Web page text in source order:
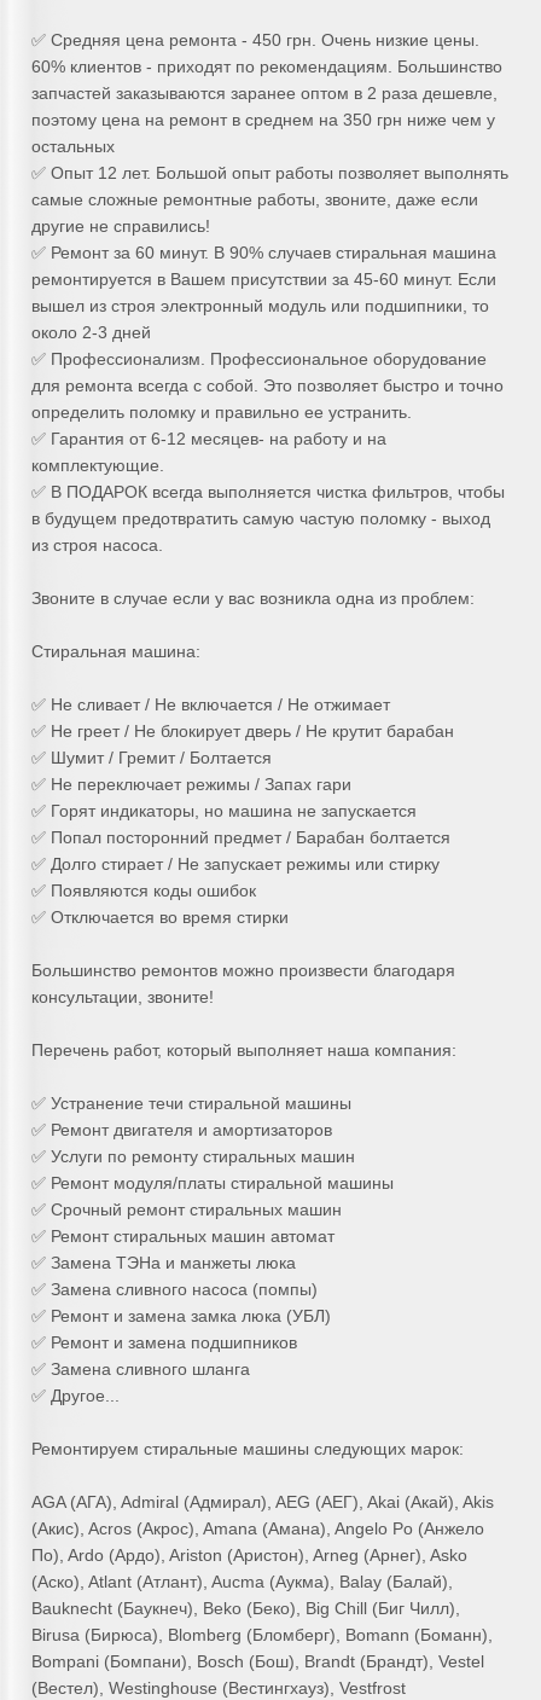
✅ Средняя цена ремонта - 450 грн. Очень низкие цены.
60% клиентов - приходят по рекомендациям. Большинство
запчастей заказываются заранее оптом в 2 раза дешевле,
поэтому цена на ремонт в среднем на 350 грн ниже чем у
остальных
✅ Опыт 12 лет. Большой опыт работы позволяет выполнять
самые сложные ремонтные работы, звоните, даже если
другие не справились!
✅ Ремонт за 60 минут. В 90% случаев стиральная машина
ремонтируется в Вашем присутствии за 45-60 минут. Если
вышел из строя электронный модуль или подшипники, то
около 2-3 дней
✅ Профессионализм. Профессиональное оборудование
для ремонта всегда с собой. Это позволяет быстро и точно
определить поломку и правильно ее устранить.
✅ Гарантия от 6-12 месяцев- на работу и на
комплектующие.
✅ В ПОДАРОК всегда выполняется чистка фильтров, чтобы
в будущем предотвратить самую частую поломку - выход
из строя насоса.
Звоните в случае если у вас возникла одна из проблем:
Стиральная машина:
✅ Не сливает / Не включается / Не отжимает
✅ Не греет / Не блокирует дверь / Не крутит барабан
✅ Шумит / Гремит / Болтается
✅ Не переключает режимы / Запах гари
✅ Горят индикаторы, но машина не запускается
✅ Попал посторонний предмет / Барабан болтается
✅ Долго стирает / Не запускает режимы или стирку
✅ Появляются коды ошибок
✅ Отключается во время стирки
Большинство ремонтов можно произвести благодаря
консультации, звоните!
Перечень работ, который выполняет наша компания:
✅ Устранение течи стиральной машины
✅ Ремонт двигателя и амортизаторов
✅ Услуги по ремонту стиральных машин
✅ Ремонт модуля/платы стиральной машины
✅ Срочный ремонт стиральных машин
✅ Ремонт стиральных машин автомат
✅ Замена ТЭНа и манжеты люка
✅ Замена сливного насоса (помпы)
✅ Ремонт и замена замка люка (УБЛ)
✅ Ремонт и замена подшипников
✅ Замена сливного шланга
✅ Другое...
Ремонтируем стиральные машины следующих марок:
AGA (АГА), Admiral (Адмирал), AEG (АЕГ), Akai (Акай), Akis
(Акис), Acros (Акрос), Amana (Амана), Angelo Po (Анжело
По), Ardo (Ардо), Ariston (Аристон), Arneg (Арнег), Asko
(Аско), Atlant (Атлант), Aucma (Аукма), Balay (Балай),
Bauknecht (Баукнеч), Beko (Беко), Big Chill (Биг Чилл),
Birusa (Бирюса), Blomberg (Бломберг), Bomann (Боманн),
Bompani (Бомпани), Bosch (Бош), Brandt (Брандт), Vestel
(Вестел), Westinghouse (Вестингхауз), Vestfrost